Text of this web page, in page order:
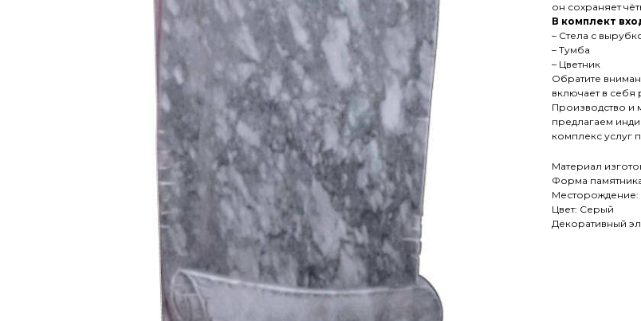
он сохраняет
В комплект
– Стела с
– Тумба
– Цветник
Обратите
включает в себя
Производство и
предлагаем
комплекс услуг
Материал
Форма
Месторождение:
Цвет: Серый
Декоративный